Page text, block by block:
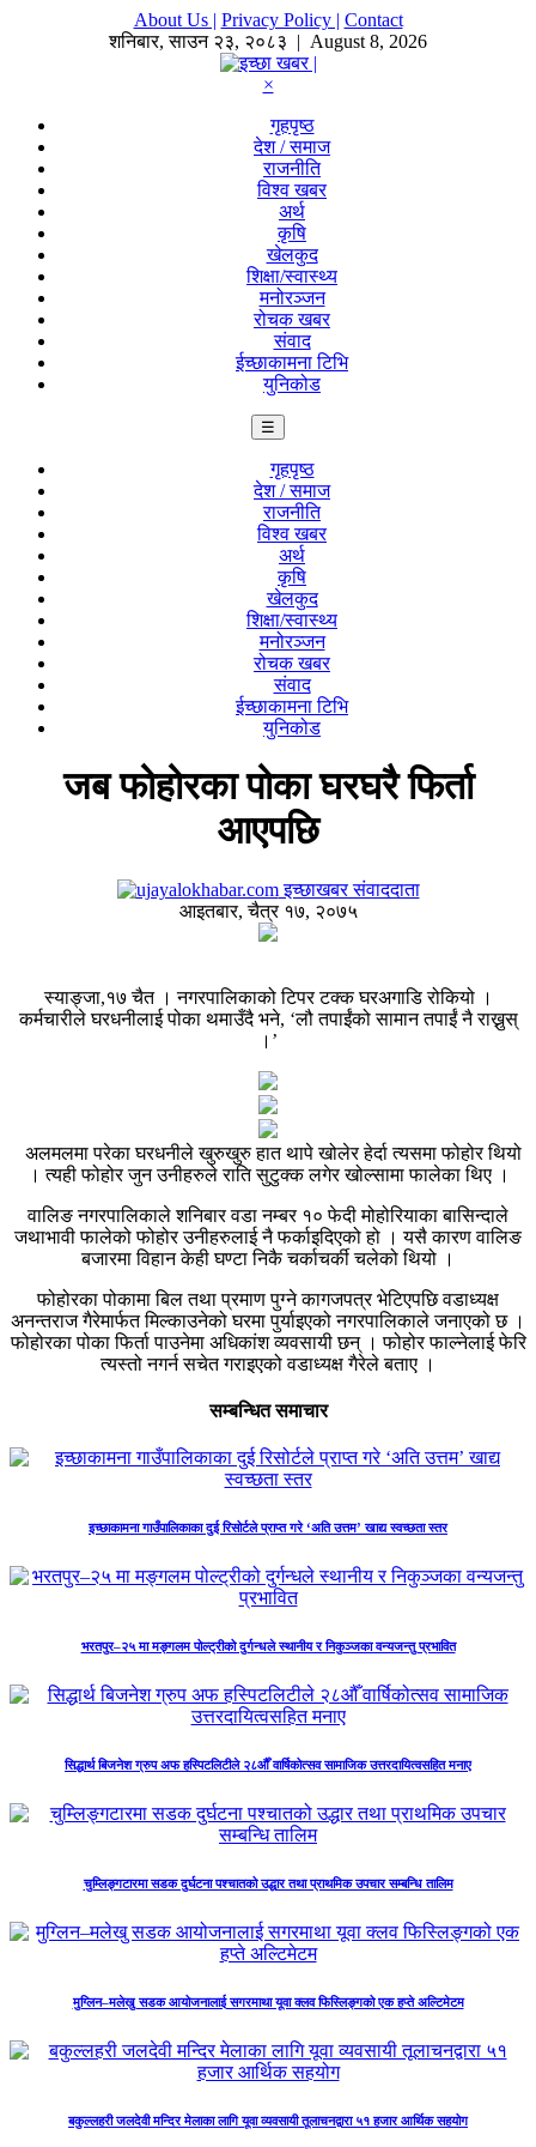
About Us | Privacy Policy | Contact
शनिबार,साउन २३, २०८३ | August 8, 2026
×
गृहपृष्ठ
देश / समाज
राजनीति
विश्व खबर
अर्थ
कृषि
खेलकुद
शिक्षा/स्वास्थ्य
मनोरञ्जन
रोचक खबर
संवाद
ईच्छाकामना टिभि
युनिकोड
☰
गृहपृष्ठ
देश / समाज
राजनीति
विश्व खबर
अर्थ
कृषि
खेलकुद
शिक्षा/स्वास्थ्य
मनोरञ्जन
रोचक खबर
संवाद
ईच्छाकामना टिभि
युनिकोड
जब फोहोरका पोका घरघरै फिर्ता
आएपछि
इच्छाखबर संवाददाता
आइतबार, चैत्र १७, २०७५
स्याङ्जा,१७ चैत । नगरपालिकाको टिपर टक्क घरअगाडि रोकियो ।
कर्मचारीले घरधनीलाई पोका थमाउँदै भने, ‘लौ तपाईंको सामान तपाईं नै राख्नुस्
।’
अलमलमा परेका घरधनीले खुरुखुरु हात थापे खोलेर हेर्दा त्यसमा फोहोर थियो
। त्यही फोहोर जुन उनीहरुले राति सुटुक्क लगेर खोल्सामा फालेका थिए ।
वालिङ नगरपालिकाले शनिबार वडा नम्बर १० फेदी मोहोरियाका बासिन्दाले
जथाभावी फालेको फोहोर उनीहरुलाई नै फर्काइदिएको हो । यसै कारण वालिङ
बजारमा विहान केही घण्टा निकै चर्काचर्की चलेको थियो ।
फोहोरका पोकामा बिल तथा प्रमाण पुग्ने कागजपत्र भेटिएपछि वडाध्यक्ष
अनन्तराज गैरेमार्फत मिल्काउनेको घरमा पुर्याइएको नगरपालिकाले जनाएको छ ।
फोहोरका पोका फिर्ता पाउनेमा अधिकांश व्यवसायी छन् । फोहोर फाल्नेलाई फेरि
त्यस्तो नगर्न सचेत गराइएको वडाध्यक्ष गैरेले बताए ।
सम्बन्धित समाचार
इच्छाकामना गाउँपालिकाका दुई रिसोर्टले प्राप्त गरे ‘अति उत्तम’ खाद्य स्वच्छता स्तर
भरतपुर–२५ मा मङ्गलम पोल्ट्रीको दुर्गन्धले स्थानीय र निकुञ्जका वन्यजन्तु प्रभावित
सिद्धार्थ बिजनेश ग्रुप अफ हस्पिटलिटीले २८औँ वार्षिकोत्सव सामाजिक उत्तरदायित्वसहित मनाए
चुम्लिङ्गटारमा सडक दुर्घटना पश्चातको उद्धार तथा प्राथमिक उपचार सम्बन्धि तालिम
मुग्लिन–मलेखु सडक आयोजनालाई सगरमाथा यूवा क्लव फिस्लिङ्गको एक हप्ते अल्टिमेटम
बकुल्लहरी जलदेवी मन्दिर मेलाका लागि यूवा व्यवसायी तूलाचनद्वारा ५१ हजार आर्थिक सहयोग